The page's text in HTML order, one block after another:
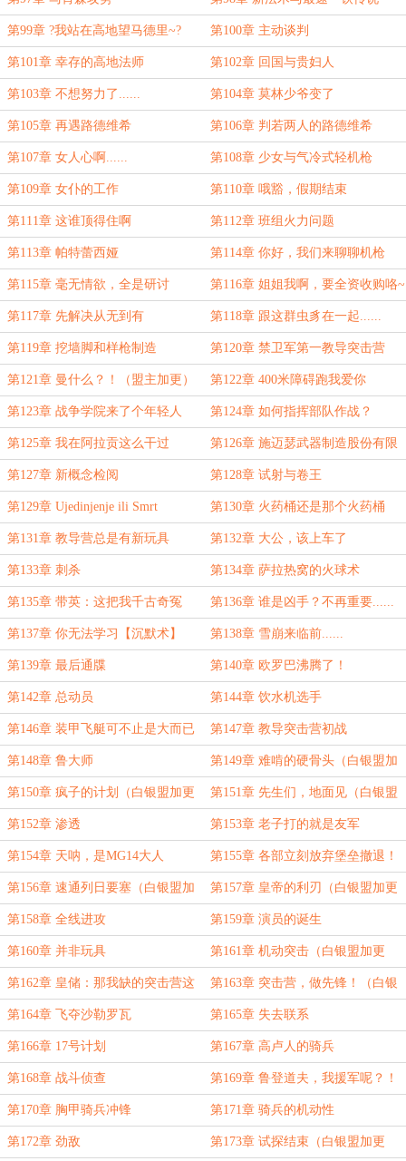
第99章 ?我站在高地望马德里~? 第100章 主动谈判
第101章 幸存的高地法师 第102章 回国与贵妇人
第103章 不想努力了...... 第104章 莫林少爷变了
第105章 再遇路德维希 第106章 判若两人的路德维希
第107章 女人心啊...... 第108章 少女与气冷式轻机枪
第109章 女仆的工作 第110章 哦豁，假期结束
第111章 这谁顶得住啊 第112章 班组火力问题
第113章 帕特蕾西娅 第114章 你好，我们来聊聊机枪
第115章 毫无情欲，全是研讨 第116章 姐姐我啊，要全资收购咯~
第117章 先解决从无到有 第118章 跟这群虫豸在一起......
第119章 挖墙脚和样枪制造 第120章 禁卫军第一教导突击营
第121章 曼什么？！（盟主加更） 第122章 400米障碍跑我爱你
第123章 战争学院来了个年轻人 第124章 如何指挥部队作战？
第125章 我在阿拉贡这么干过 第126章 施迈瑟武器制造股份有限
公司
第127章 新概念检阅 第128章 试射与卷王
第129章 Ujedinjenje ili Smrt 第130章 火药桶还是那个火药桶
第131章 教导营总是有新玩具 第132章 大公，该上车了
第133章 刺杀 第134章 萨拉热窝的火球术
第135章 带英：这把我千古奇冤 第136章 谁是凶手？不再重要......
第137章 你无法学习【沉默术】 第138章 雪崩来临前......
第139章 最后通牒 第140章 欧罗巴沸腾了！
第142章 总动员 第144章 饮水机选手
第146章 装甲飞艇可不止是大而已
啊！
第147章 教导突击营初战
第148章 鲁大师 第149章 难啃的硬骨头（白银盟加
更1/10）
第150章 疯子的计划（白银盟加更
2/10）
第151章 先生们，地面见（白银盟
加更3/10）
第152章 渗透 第153章 老子打的就是友军
第154章 天呐，是MG14大人 第155章 各部立刻放弃堡垒撤退！
（白银盟加更4/10）
第156章 速通列日要塞（白银盟加
更5/10）
第157章 皇帝的利刃（白银盟加更
6/10）
第158章 全线进攻 第159章 演员的诞生
第160章 并非玩具 第161章 机动突击（白银盟加更
7/10）
第162章 皇储：那我缺的突击营这
块儿（白银盟加更8/10）
第163章 突击营，做先锋！（白银
盟加更9/10）
第164章 飞夺沙勒罗瓦 第165章 失去联系
第166章 17号计划 第167章 高卢人的骑兵
第168章 战斗侦查 第169章 鲁登道夫，我援军呢？！
第170章 胸甲骑兵冲锋 第171章 骑兵的机动性
第172章 劲敌 第173章 试探结束（白银盟加更